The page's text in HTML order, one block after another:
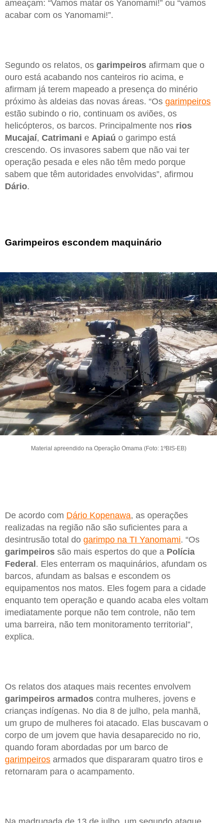
ameaçam: “Vamos matar os Yanomami!” ou “vamos
acabar com os Yanomami!”.
Segundo os relatos, os garimpeiros afirmam que o
ouro está acabando nos canteiros rio acima, e
afirmam já terem mapeado a presença do minério
próximo às aldeias das novas áreas. “Os garimpeiros
estão subindo o rio, continuam os aviões, os
helicópteros, os barcos. Principalmente nos rios
Mucajaí, Catrimani e Apiaú o garimpo está
crescendo. Os invasores sabem que não vai ter
operação pesada e eles não têm medo porque
sabem que têm autoridades envolvidas”, afirmou
Dário.
Garimpeiros escondem maquinário
Material apreendido na Operação Omama (Foto: 1ºBIS-EB)
De acordo com Dário Kopenawa, as operações
realizadas na região não são suficientes para a
desintrusão total do garimpo na TI Yanomami. “Os
garimpeiros são mais espertos do que a Polícia
Federal. Eles enterram os maquinários, afundam os
barcos, afundam as balsas e escondem os
equipamentos nos matos. Eles fogem para a cidade
enquanto tem operação e quando acaba eles voltam
imediatamente porque não tem controle, não tem
uma barreira, não tem monitoramento territorial”,
explica.
Os relatos dos ataques mais recentes envolvem
garimpeiros armados contra mulheres, jovens e
crianças indígenas. No dia 8 de julho, pela manhã,
um grupo de mulheres foi atacado. Elas buscavam o
corpo de um jovem que havia desaparecido no rio,
quando foram abordadas por um barco de
garimpeiros armados que dispararam quatro tiros e
retornaram para o acampamento.